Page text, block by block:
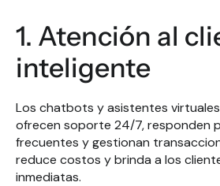
1. Atención al
inteligente
Los chatbots y asistentes
ofrecen soporte 24/7, responden
frecuentes y gestionan
reduce costos y brinda a los
inmediatas.